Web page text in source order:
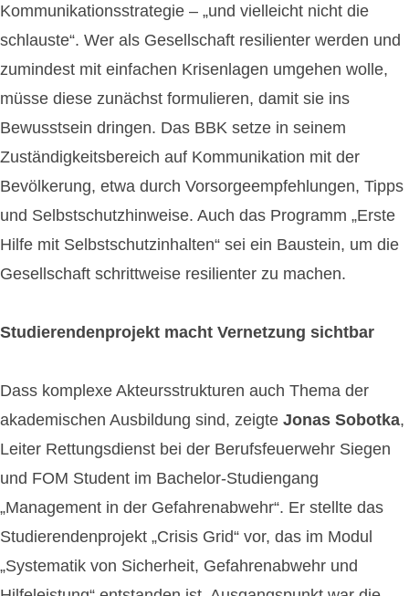
Kommunikationsstrategie – „und vielleicht nicht die
schlauste“. Wer als Gesellschaft resilienter werden und
zumindest mit einfachen Krisenlagen umgehen wolle,
müsse diese zunächst formulieren, damit sie ins
Bewusstsein dringen. Das BBK setze in seinem
Zuständigkeitsbereich auf Kommunikation mit der
Bevölkerung, etwa durch Vorsorgeempfehlungen, Tipps
und Selbstschutzhinweise. Auch das Programm „Erste
Hilfe mit Selbstschutzinhalten“ sei ein Baustein, um die
Gesellschaft schrittweise resilienter zu machen.
Studierendenprojekt macht Vernetzung sichtbar
Dass komplexe Akteursstrukturen auch Thema der
akademischen Ausbildung sind, zeigte Jonas Sobotka,
Leiter Rettungsdienst bei der Berufsfeuerwehr Siegen
und FOM Student im Bachelor-Studiengang
„Management in der Gefahrenabwehr“. Er stellte das
Studierendenprojekt „Crisis Grid“ vor, das im Modul
„Systematik von Sicherheit, Gefahrenabwehr und